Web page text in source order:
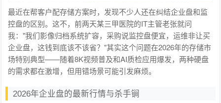
最近在帮客户配存储方案时，发现不少人还在纠结企业盘和监
控盘的区别。这不，前两天某三甲医院的IT主管老张就问
我："我们影像归档系统扩容，采购说监控盘便宜，运维非让买
企业盘，这钱到底该不该省？"其实这个问题在2026年的存储市
场特别典型——随着8K视频普及和AI质检应用爆发，两种硬盘
的需求都在激增，但用错场景可能引发麻烦。
2026年企业盘的最新行情与杀手锏